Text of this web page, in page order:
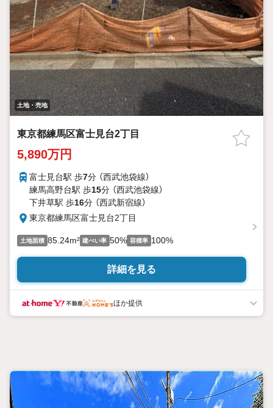
土地・売地
東京都練馬区富士見台2丁目
5,890万円
富士見台駅 歩7分 （西武池袋線）
練馬高野台駅 歩15分 （西武池袋線）
下井草駅 歩16分 （西武新宿線）
東京都練馬区富士見台2丁目
土地面積 85.24m² 建ぺい率 50% 容積率 100%
詳細を見る
ほか提供